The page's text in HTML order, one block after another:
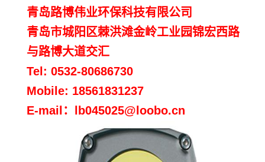
青岛路博伟业环保科技有限公司
青岛市城阳区棘洪滩金岭工业园锦宏西路
与路博大道交汇
Tel: 0532-80686730
Mobile: 18561831237
E-mail：lb045025@loobo.cn